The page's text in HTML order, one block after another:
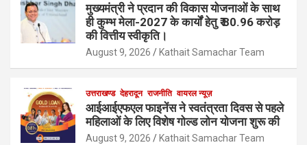
मुख्यमंत्री ने प्रदान की विकास योजनाओं के साथ
ही कुम्भ मेला-2027 के कार्यों हेतु ₹ 80.96 करोड़
की वित्तीय स्वीकृति।
August 9, 2026 Kathait Samachar Team
उत्तराखण्ड देहरादून राजनीति वायरल न्यूज़
आईआईएफएल फाइनेंस ने स्वतंत्रता दिवस से पहले
महिलाओं के लिए विशेष गोल्ड लोन योजना शुरू की
August 9, 2026 Kathait Samachar Team